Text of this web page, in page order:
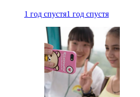
1 год спустя1 год спустя